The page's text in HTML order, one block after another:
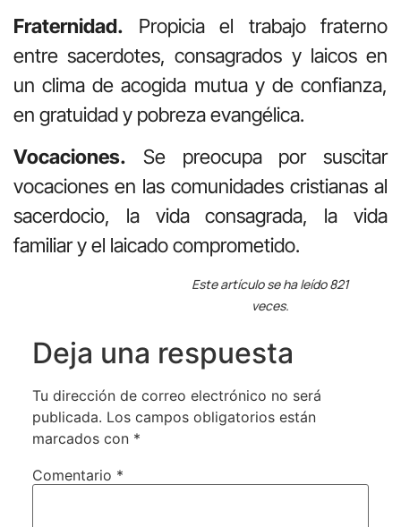
Fraternidad. Propicia el trabajo fraterno
entre sacerdotes, consagrados y laicos en
un clima de acogida mutua y de confianza,
en gratuidad y pobreza evangélica.
Vocaciones. Se preocupa por suscitar
vocaciones en las comunidades cristianas al
sacerdocio, la vida consagrada, la vida
familiar y el laicado comprometido.
Este artículo se ha leído 821
veces.
Deja una respuesta
Tu dirección de correo electrónico no será
publicada. Los campos obligatorios están
marcados con *
Comentario *